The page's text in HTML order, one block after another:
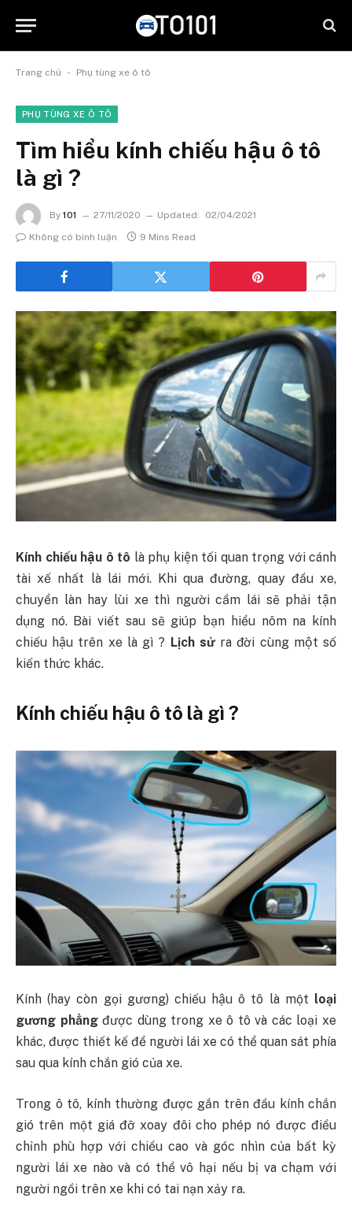
Trang chủ - Phụ tùng xe ô tô
PHỤ TÙNG XE Ô TÔ
Tìm hiểu kính chiếu hậu ô tô
là gì ?
By 101 27/11/2020 Updated:
02/04/2021
Không có bình luận
9 Mins Read
Kính chiếu hậu ô tô là phụ kiện tối quan trọng với cánh
tài xế nhất là lái mới. Khi qua đường, quay đầu xe,
chuyển làn hay lùi xe thì người cầm lái sẽ phải tận
dụng nó. Bài viết sau sẽ giúp bạn hiểu nôm na kính
chiếu hậu trên xe là gì ? Lịch sửra đời cùng một số
kiến thức khác.
Kính chiếu hậu ô tô là gì ?
Kính (hay còn gọi gương) chiếu hậu ô tô là một loại
gương phẳngđược dùng trong xe ô tô và các loại xe
khác, được thiết kế để người lái xe có thể quan sát phía
sau qua kính chắn gió của xe.
Trong ô tô, kính thường được gắn trên đầu kính chắn
gió trên một giá đỡ xoay đôi cho phép nó được điều
chỉnh phù hợp với chiều cao và góc nhìn của bất kỳ
người lái xe nào và có thể vô hại nếu bị va chạm với
người ngồi trên xe khi có tai nạn xảy ra.